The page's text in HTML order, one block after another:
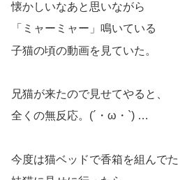
懐かしいなあと思いながら
「ミャーミャー」鳴いている
子猫の頃の動画を見ていた。
兄猫が来たので見せてやると、
全くの無反応。(´・ω・`) …
今度は猫ベッドで香箱を組んでた